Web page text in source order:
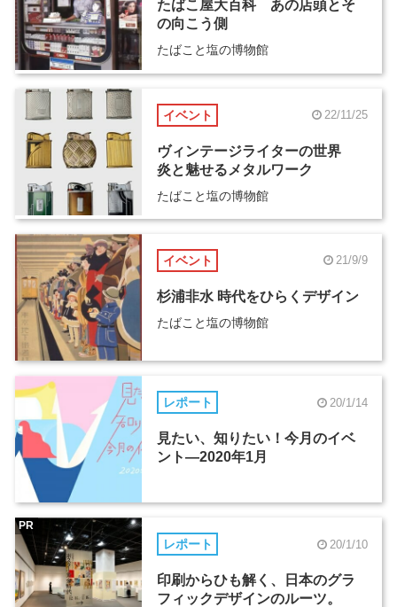
たばこ屋大百科 あの店頭とそ
の向こう側
たばこと塩の博物館
イベント 22/11/25
ヴィンテージライターの世界
炎と魅せるメタルワーク
たばこと塩の博物館
イベント 21/9/9
杉浦非水 時代をひらくデザイン
たばこと塩の博物館
レポート 20/1/14
見たい、知りたい！今月のイベ
ント―2020年1月
レポート 20/1/10
印刷からひも解く、日本のグラ
フィックデザインのルーツ。
PR